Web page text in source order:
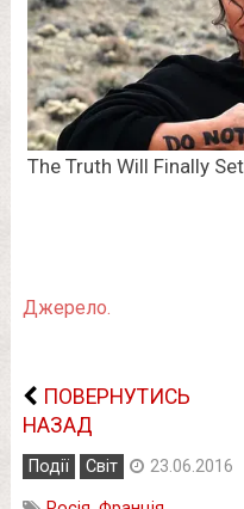
Джерело.
ПОВЕРНУТИСЬ
НАЗАД
Події Світ 23.06.2016